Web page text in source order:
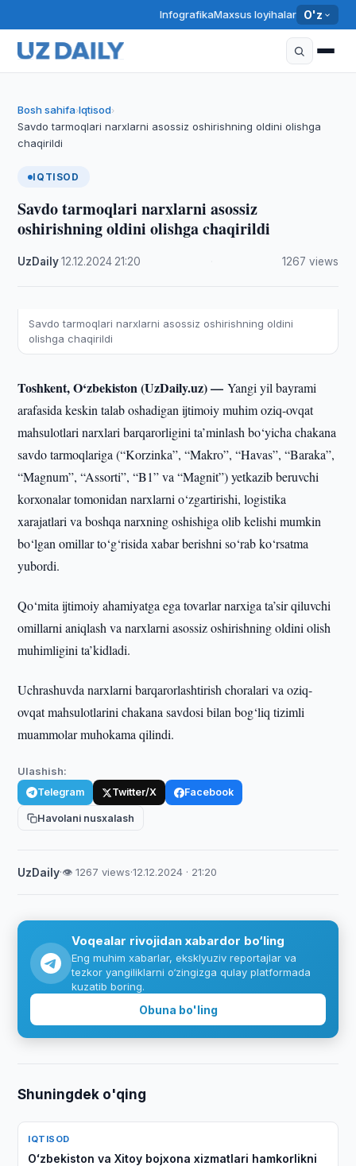
InfografikaMaxsus loyihalar O'z
Bosh sahifa›Iqtisod›
Savdo tarmoqlari narxlarni asossiz oshirishning oldini olishga
chaqirildi
IQTISOD
Savdo tarmoqlari narxlarni asossiz
oshirishning oldini olishga chaqirildi
UzDaily·12.12.2024 21:20 1267 views
Savdo tarmoqlari narxlarni asossiz oshirishning oldini
olishga chaqirildi
Toshkent, O‘zbekiston (UzDaily.uz) —Yangi yil bayrami
arafasida keskin talab oshadigan ijtimoiy muhim oziq-ovqat
mahsulotlari narxlari barqarorligini ta’minlash bo‘yicha chakana
savdo tarmoqlariga (“Korzinka”, “Makro”, “Havas”, “Baraka”,
“Magnum”, “Assorti”, “B1” va “Magnit”) yetkazib beruvchi
korxonalar tomonidan narxlarni o‘zgartirishi, logistika
xarajatlari va boshqa narxning oshishiga olib kelishi mumkin
bo‘lgan omillar to‘g‘risida xabar berishni so‘rab ko‘rsatma
yubordi.
Qo‘mita ijtimoiy ahamiyatga ega tovarlar narxiga ta’sir qiluvchi
omillarni aniqlash va narxlarni asossiz oshirishning oldini olish
muhimligini ta’kidladi.
Uchrashuvda narxlarni barqarorlashtirish choralari va oziq-
ovqat mahsulotlarini chakana savdosi bilan bog‘liq tizimli
muammolar muhokama qilindi.
Ulashish:
Telegram Twitter/X Facebook
Havolani nusxalash
UzDaily·👁 1267 views·12.12.2024 · 21:20
Voqealar rivojidan xabardor bo‘ling
Eng muhim xabarlar, eksklyuziv reportajlar va
tezkor yangiliklarni o‘zingizga qulay platformada
kuzatib boring.
Obuna bo'ling
Shuningdek o'qing
IQTISOD
Oʻzbekiston va Xitoy bojxona xizmatlari hamkorlikni